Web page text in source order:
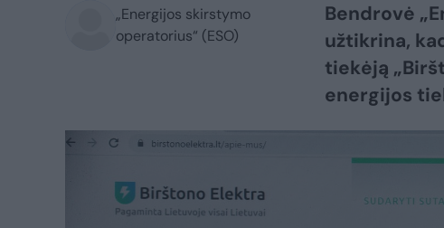
„Energijos skirstymo
operatorius“ (ESO)
Bendrovė
užtikrina,
tiekėją
energijos